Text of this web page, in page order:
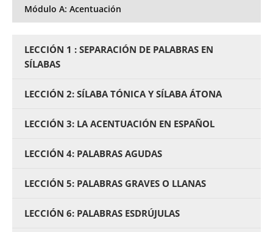
Módulo A: Acentuación
LECCIÓN 1 : SEPARACIÓN DE PALABRAS EN
SÍLABAS
LECCIÓN 2: SÍLABA TÓNICA Y SÍLABA ÁTONA
LECCIÓN 3: LA ACENTUACIÓN EN ESPAÑOL
LECCIÓN 4: PALABRAS AGUDAS
LECCIÓN 5: PALABRAS GRAVES O LLANAS
LECCIÓN 6: PALABRAS ESDRÚJULAS